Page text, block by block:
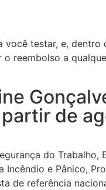
você testar, e, dentro
reembolso a
de
do Trabalho,
Incêndio e Pânico,
de referência